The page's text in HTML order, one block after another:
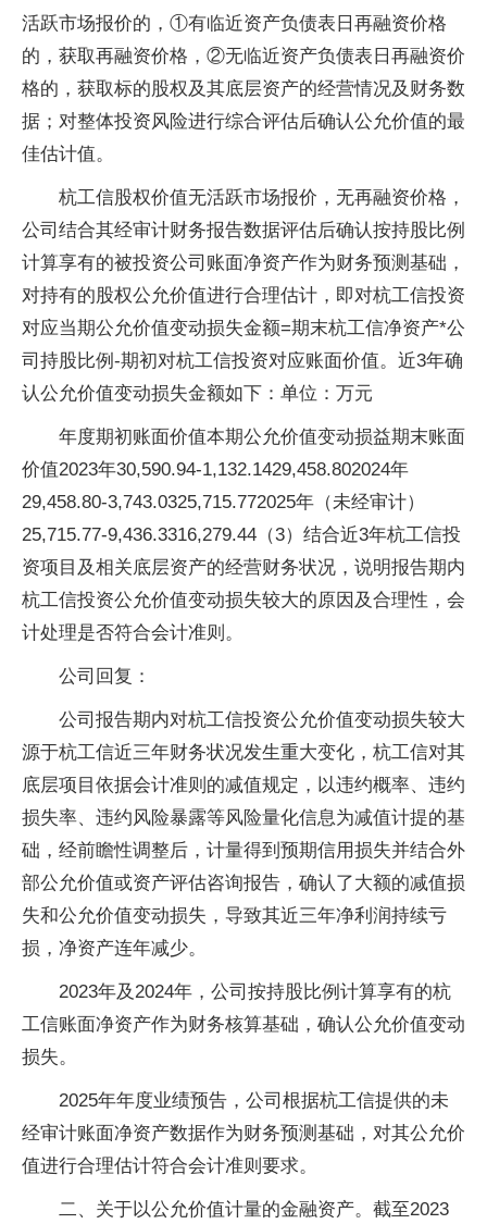
活跃市场报价的，①有临近资产负债表日再融资价格
的，获取再融资价格，②无临近资产负债表日再融资价
格的，获取标的股权及其底层资产的经营情况及财务数
据；对整体投资风险进行综合评估后确认公允价值的最
佳估计值。
杭工信股权价值无活跃市场报价，无再融资价格，
公司结合其经审计财务报告数据评估后确认按持股比例
计算享有的被投资公司账面净资产作为财务预测基础，
对持有的股权公允价值进行合理估计，即对杭工信投资
对应当期公允价值变动损失金额=期末杭工信净资产*公
司持股比例-期初对杭工信投资对应账面价值。近3年确
认公允价值变动损失金额如下：单位：万元
年度期初账面价值本期公允价值变动损益期末账面
价值2023年30,590.94-1,132.1429,458.802024年
29,458.80-3,743.0325,715.772025年（未经审计）
25,715.77-9,436.3316,279.44（3）结合近3年杭工信投
资项目及相关底层资产的经营财务状况，说明报告期内
杭工信投资公允价值变动损失较大的原因及合理性，会
计处理是否符合会计准则。
公司回复：
公司报告期内对杭工信投资公允价值变动损失较大
源于杭工信近三年财务状况发生重大变化，杭工信对其
底层项目依据会计准则的减值规定，以违约概率、违约
损失率、违约风险暴露等风险量化信息为减值计提的基
础，经前瞻性调整后，计量得到预期信用损失并结合外
部公允价值或资产评估咨询报告，确认了大额的减值损
失和公允价值变动损失，导致其近三年净利润持续亏
损，净资产连年减少。
2023年及2024年，公司按持股比例计算享有的杭
工信账面净资产作为财务核算基础，确认公允价值变动
损失。
2025年年度业绩预告，公司根据杭工信提供的未
经审计账面净资产数据作为财务预测基础，对其公允价
值进行合理估计符合会计准则要求。
二、关于以公允价值计量的金融资产。截至2023